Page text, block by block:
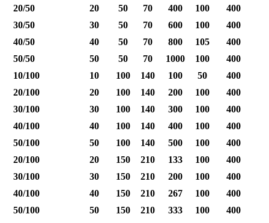
20/50
20 50 70 400 100 400
30/50
30 50 70 600 100 400
40/50
40 50 70 800 105 400
50/50
50 50 70 1000 100 400
10/100
10 100 140 100 50 400
20/100
20 100 140 200 100 400
30/100
30 100 140 300 100 400
40/100
40 100 140 400 100 400
50/100
50 100 140 500 100 400
20/100
20 150 210 133 100 400
30/100
30 150 210 200 100 400
40/100
40 150 210 267 100 400
50/100
50 150 210 333 100 400